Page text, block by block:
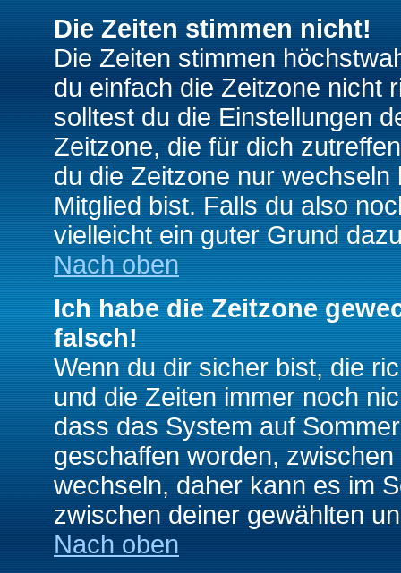
Die Zeiten stimmen nicht!
Die Zeiten stimmen
du einfach die Zeitzone nicht
solltest du die Einstellungen
Zeitzone, die für dich
du die Zeitzone nur
Mitglied bist. Falls du also
vielleicht ein guter Grund
Nach oben
Ich habe die Zeitzone
falsch!
Wenn du dir sicher bist, die
und die Zeiten immer noch
dass das System auf
geschaffen worden,
wechseln, daher kann es im
zwischen deiner gewählten
Nach oben